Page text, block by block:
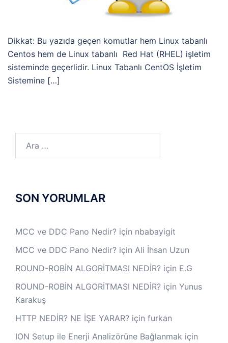
Dikkat: Bu yazıda geçen komutlar hem Linux tabanlı
Centos hem de Linux tabanlı Red Hat (RHEL) işletim
sisteminde geçerlidir. Linux Tabanlı CentOS İşletim
Sistemine […]
SON YORUMLAR
MCC ve DDC Pano Nedir? için nbabayigit
MCC ve DDC Pano Nedir? için Ali İhsan Uzun
ROUND-ROBİN ALGORİTMASI NEDİR? için E.G
ROUND-ROBİN ALGORİTMASI NEDİR? için Yunus
Karakuş
HTTP NEDİR? NE İŞE YARAR? için furkan
ION Setup ile Enerji Analizörüne Bağlanmak için